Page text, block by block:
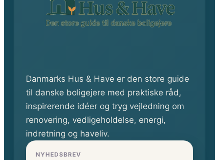
Danmarks Hus & Have er den store guide
til danske boligejere med praktiske råd,
inspirerende idéer og tryg vejledning om
renovering, vedligeholdelse, energi,
indretning og haveliv.
NYHEDSBREV